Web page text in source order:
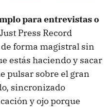
para entrevistas o
Press Record
forma magistral sin
estás haciendo y sacar
pulsar sobre el gran
sincronizado
y ojo porque